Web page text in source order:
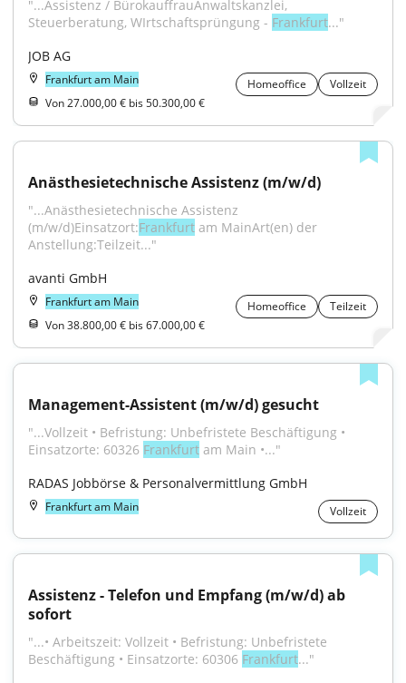
"...Assistenz / BürokauffrauAnwaltskanzlei,
Steuerberatung, WIrtschaftsprüngung - Frankfurt..."
JOB AG
Frankfurt am Main Homeoffice
Vollzeit
Von 27.000,00 € bis 50.300,00 €
Anästhesietechnische Assistenz (m/w/d)
"...Anästhesietechnische Assistenz
(m/w/d)Einsatzort:Frankfurt am MainArt(en) der
Anstellung:Teilzeit..."
avanti GmbH
Frankfurt am Main Homeoffice
Teilzeit
Von 38.800,00 € bis 67.000,00 €
Management-Assistent (m/w/d) gesucht
"...Vollzeit • Befristung: Unbefristete Beschäftigung •
Einsatzorte: 60326 Frankfurt am Main •..."
RADAS Jobbörse & Personalvermittlung GmbH
Frankfurt am Main Vollzeit
Assistenz - Telefon und Empfang (m/w/d) ab
sofort
"...• Arbeitszeit: Vollzeit • Befristung: Unbefristete
Beschäftigung • Einsatzorte: 60306 Frankfurt..."